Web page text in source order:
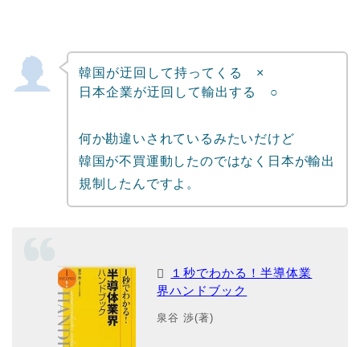
韓国が迂回して持ってくる ×
日本企業が迂回して輸出する ○
何か勘違いされているみたいだけど
韓国が不買運動したのではなく日本が輸出
規制したんですよ。
１秒でわかる！半導体業
界ハンドブック
泉谷 渉(著)